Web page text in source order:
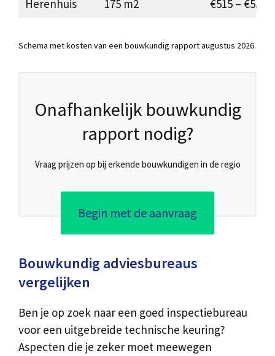
Herenhuis 175 m2 €515 – €550
Schema met kosten van een bouwkundig rapport augustus 2026.
Onafhankelijk bouwkundig
rapport nodig?
Vraag prijzen op bij erkende bouwkundigen in de regio
Begin met de aanvraag
Bouwkundig adviesbureaus
vergelijken
Ben je op zoek naar een goed inspectiebureau
voor een uitgebreide technische keuring?
Aspecten die je zeker moet meewegen